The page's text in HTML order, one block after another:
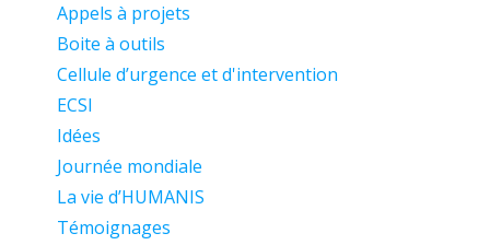
Appels à projets
Boite à outils
Cellule d’urgence et d'intervention
ECSI
Idées
Journée mondiale
La vie d’HUMANIS
Témoignages